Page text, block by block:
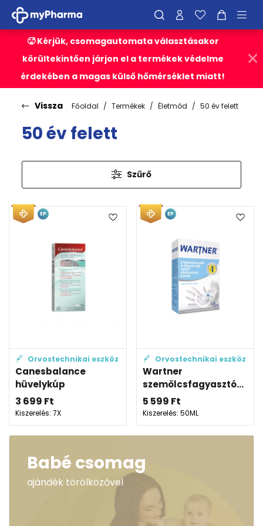
🥵 Kérjük, csomagautomata választásakor
körültekintően járjon el a termékek védelme
érdekében a magas külső hőmérséklet miatt!
Vissza Főoldal Termékek Életmód 50 év felett
50 év felett
Szűrő
Orvostechnikai eszköz
Canesbalance
hüvelykúp
3 699 Ft
Kiszerelés: 7X
EP
Orvostechnikai eszköz
Wartner
szemölcsfagyasztó...
5 599 Ft
Kiszerelés: 50ML
EP
Babé csomag
ajándék törölközővel